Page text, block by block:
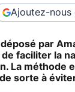
Ajoutez-nous
par
faciliter la
La méthode
sorte à